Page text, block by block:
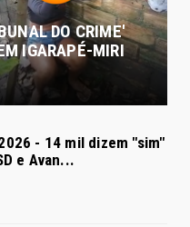
DO CRIME'
IGARAPÉ-MIRI
2026 - 14 mil dizem "sim"
e Avan...